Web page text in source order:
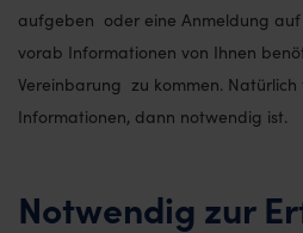
aufgeben oder eine Anmeldung auf
vorab Informationen von Ihnen
Vereinbarung zu kommen.
Informationen, dann notwendig ist.
Notwendig zur